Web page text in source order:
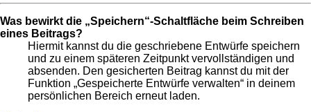
Was bewirkt die „Speichern“-Schaltfläche beim Schreiben
eines Beitrags?
Hiermit kannst du die geschriebene Entwürfe speichern
und zu einem späteren Zeitpunkt vervollständigen und
absenden. Den gesicherten Beitrag kannst du mit der
Funktion „Gespeicherte Entwürfe verwalten“ in deinem
persönlichen Bereich erneut laden.